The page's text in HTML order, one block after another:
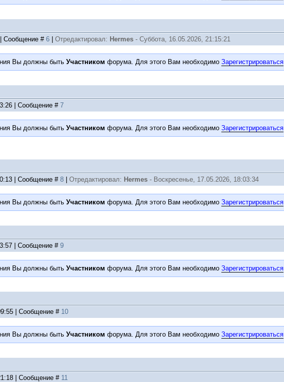
Сообщение # 6 Отредактировал: Hermes - Суббота, 16.05.2026, 21:15:21
Вы должны быть Участником форума. Для этого Вам необходимо Зарегистрироваться
| Сообщение # 7
Вы должны быть Участником форума. Для этого Вам необходимо Зарегистрироваться
| Сообщение # 8 Отредактировал: Hermes - Воскресенье, 17.05.2026, 18:03:34
Вы должны быть Участником форума. Для этого Вам необходимо Зарегистрироваться
| Сообщение # 9
Вы должны быть Участником форума. Для этого Вам необходимо Зарегистрироваться
| Сообщение # 10
Вы должны быть Участником форума. Для этого Вам необходимо Зарегистрироваться
| Сообщение # 11